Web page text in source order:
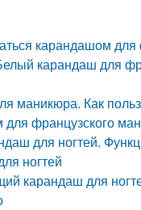
карандашом для
карандаш для
маникюра. Как
французского
для ногтей.
ногтей
карандаш для